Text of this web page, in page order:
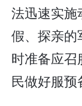
法迅速实施
假、探亲
时准备应
民做好服预